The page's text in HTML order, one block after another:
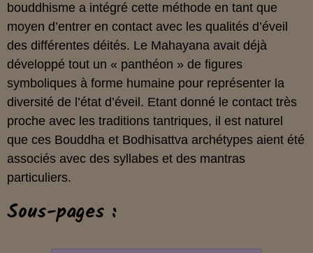
bouddhisme a intégré cette méthode en tant que
moyen d’entrer en contact avec les qualités d’éveil
des différentes déités. Le Mahayana avait déjà
développé tout un « panthéon » de figures
symboliques à forme humaine pour représenter la
diversité de l’état d’éveil. Etant donné le contact très
proche avec les traditions tantriques, il est naturel
que ces Bouddha et Bodhisattva archétypes aient été
associés avec des syllabes et des mantras
particuliers.
Sous-pages :